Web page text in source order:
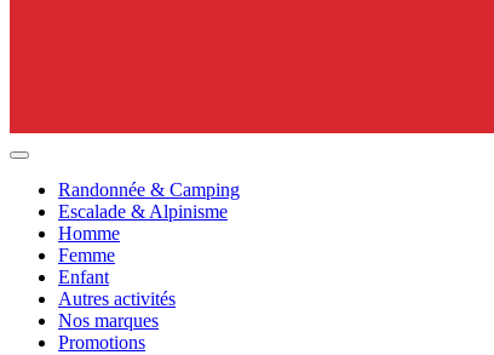
Randonnée & Camping
Escalade & Alpinisme
Homme
Femme
Enfant
Autres activités
Nos marques
Promotions